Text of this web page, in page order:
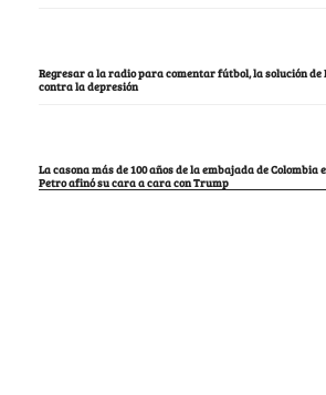
Regresar a la radio para comentar fútbol, la solución
contra la depresión
La casona más de 100 años de la embajada de Colombia
Petro afinó su cara a cara con Trump